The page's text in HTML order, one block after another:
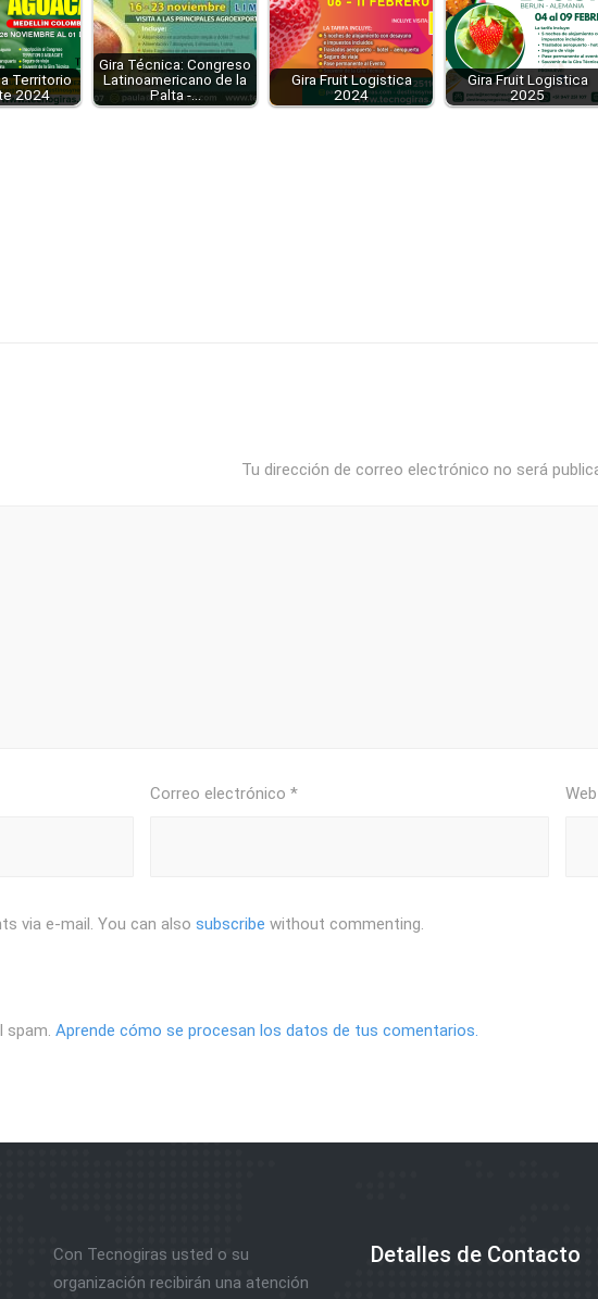
Territorio
2024
Gira Técnica: Congreso
Latinoamericano de la
Palta -…
Gira Fruit Logistica
2024
Gira Fruit Logistica
2025
Tu dirección de correo electrónico no será
Correo electrónico * Web
via e-mail. You can also subscribe without commenting.
spam. Aprende cómo se procesan los datos de tus comentarios.
Con Tecnogiras usted o su
organización recibirán una atención
Detalles de Contacto